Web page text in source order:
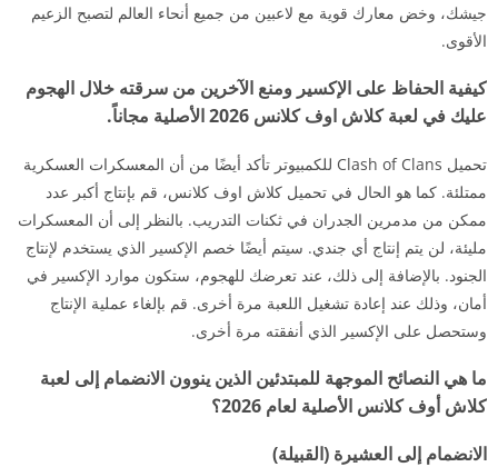
جيشك، وخض معارك قوية مع لاعبين من جميع أنحاء العالم لتصبح الزعيم
الأقوى.
كيفية الحفاظ على الإكسير ومنع الآخرين من سرقته خلال الهجوم
عليك في لعبة كلاش اوف كلانس 2026 الأصلية مجاناً.
تحميل Clash of Clans للكمبيوتر تأكد أيضًا من أن المعسكرات العسكرية
ممتلئة. كما هو الحال في تحميل كلاش اوف كلانس، قم بإنتاج أكبر عدد
ممكن من مدمرين الجدران في ثكنات التدريب. بالنظر إلى أن المعسكرات
مليئة، لن يتم إنتاج أي جندي. سيتم أيضًا خصم الإكسير الذي يستخدم لإنتاج
الجنود. بالإضافة إلى ذلك، عند تعرضك للهجوم، ستكون موارد الإكسير في
أمان، وذلك عند إعادة تشغيل اللعبة مرة أخرى. قم بإلغاء عملية الإنتاج
وستحصل على الإكسير الذي أنفقته مرة أخرى.
ما هي النصائح الموجهة للمبتدئين الذين ينوون الانضمام إلى لعبة
كلاش أوف كلانس الأصلية لعام 2026؟
الانضمام إلى العشيرة (القبيلة)